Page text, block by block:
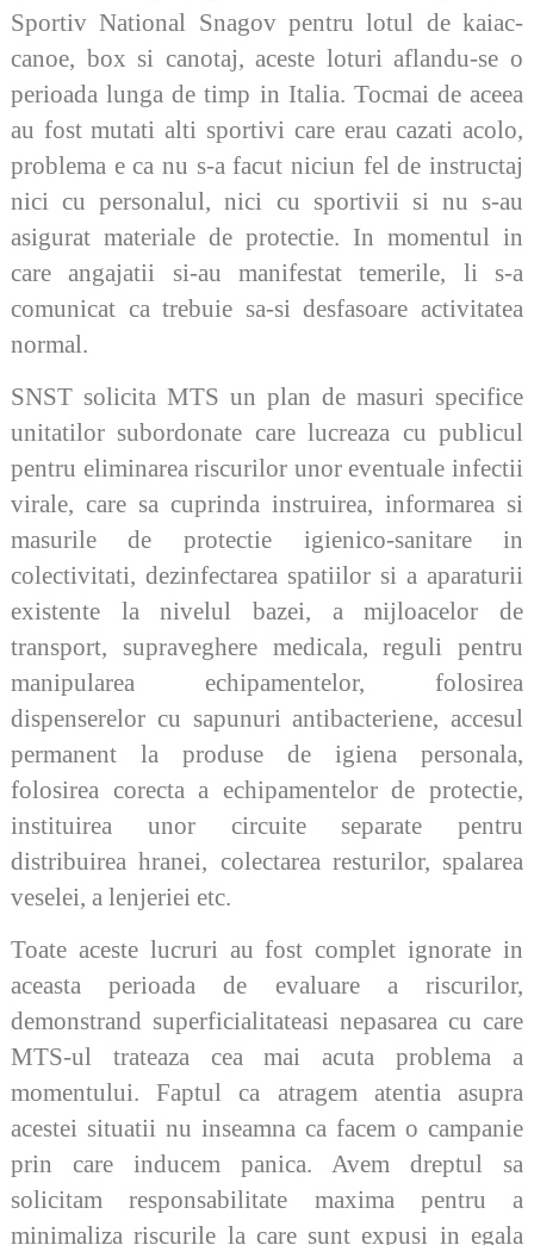
Sportiv National Snagov pentru lotul de kaiac-
canoe, box si canotaj, aceste loturi aflandu-se o
perioada lunga de timp in Italia. Tocmai de aceea
au fost mutati alti sportivi care erau cazati acolo,
problema e ca nu s-a facut niciun fel de instructaj
nici cu personalul, nici cu sportivii si nu s-au
asigurat materiale de protectie. In momentul in
care angajatii si-au manifestat temerile, li s-a
comunicat ca trebuie sa-si desfasoare activitatea
normal.
SNST solicita MTS un plan de masuri specifice
unitatilor subordonate care lucreaza cu publicul
pentru eliminarea riscurilor unor eventuale infectii
virale, care sa cuprinda instruirea, informarea si
masurile de protectie igienico-sanitare in
colectivitati, dezinfectarea spatiilor si a aparaturii
existente la nivelul bazei, a mijloacelor de
transport, supraveghere medicala, reguli pentru
manipularea echipamentelor, folosirea
dispenserelor cu sapunuri antibacteriene, accesul
permanent la produse de igiena personala,
folosirea corecta a echipamentelor de protectie,
instituirea unor circuite separate pentru
distribuirea hranei, colectarea resturilor, spalarea
veselei, a lenjeriei etc.
Toate aceste lucruri au fost complet ignorate in
aceasta perioada de evaluare a riscurilor,
demonstrand superficialitateasi nepasarea cu care
MTS-ul trateaza cea mai acuta problema a
momentului. Faptul ca atragem atentia asupra
acestei situatii nu inseamna ca facem o campanie
prin care inducem panica. Avem dreptul sa
solicitam responsabilitate maxima pentru a
minimaliza riscurile la care sunt expusi in egala